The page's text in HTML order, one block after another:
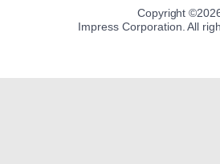
Copyright ©
Impress Corporation. All